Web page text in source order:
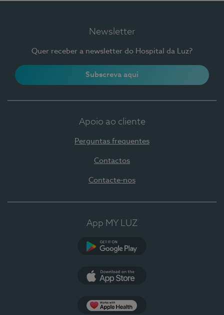
Newsletter
Quer receber a newsletter do Hospital da Luz?
Subscreva aqui
Apoio ao cliente
Perguntas frequentes
Contactos
Contacte-nos
App MY LUZ